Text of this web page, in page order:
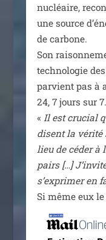
nucléaire,
une source
de car­bone.
Son
tech­no­lo­gie
par­vient pas à
24, 7 jours sur 7.
« Il est cru­cial
disent la véri­té
lieu de céder à
pairs […]
s’exprimer en
Si même eux